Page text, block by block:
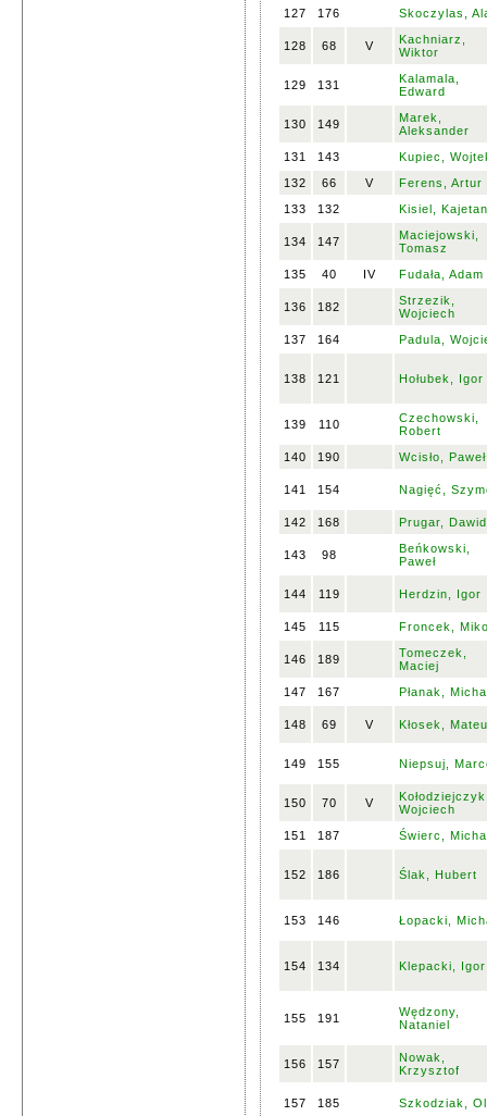
127
176 Skoczylas,
128 68 V
Kachniarz,
Wiktor
129 131
Kalamala,
Edward
130 149
Marek,
Aleksander
131
143
Kupiec,
132
66 V
Ferens, Artur
133
132 Kisiel, Kajetan
134 147
Maciejowski,
Tomasz
135
40 IV Fudała, Adam
136 182
Strzezik,
Wojciech
137
164 Padula,
138 121 Hołubek, Igor
139 110
Czechowski,
Robert
140
190 Wcisło, Paweł
141 154 Nagięć,
142 168 Prugar, Dawid
143 98
Beńkowski,
Paweł
144 119 Herdzin, Igor
145 115 Froncek,
146 189
Tomeczek,
Maciej
147
167 Płanak,
148 69 V Kłosek,
149 155 Niepsuj,
150 70 V
Wojciech
151
187 Świerc,
152 186 Ślak, Hubert
153 146 Łopacki,
154 134 Klepacki, Igor
155 191
Wędzony,
Nataniel
156 157
Nowak,
Krzysztof
157 185 Szkodziak,